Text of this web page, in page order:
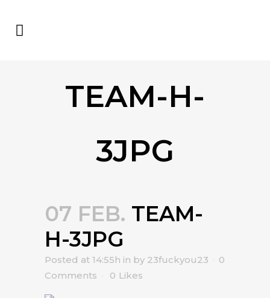
TEAM-H-
3JPG
07 FEB. TEAM-
H-3JPG
Posted at 14:55h in by 23fuckyou23
0
Comments
0 Likes